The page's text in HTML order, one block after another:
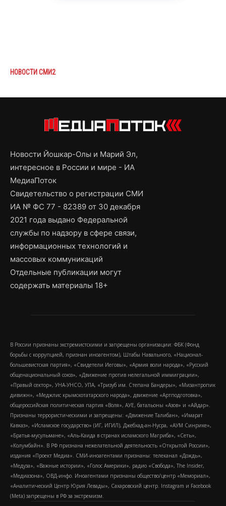
НОВОСТИ СМИ2
Новости Йошкар-Олы и Марий Эл,
интересное в России и мире - ИА
МедиаПоток
Свидетельство о регистрации СМИ
ИА № ФС 77 - 82389 от 30 декабря
2021 года выдано Федеральной
службы по надзору в сфере связи,
информационных технологий и
массовых коммуникаций
Отдельные публикации могут
содержать материалы 18+
В России признаны экстремистскими и запрещены организации: ФБК (Фонд
борьбы с коррупцией, признан иноагентом), Штабы Навального, «Национал-
большевистская партия», «Свидетели Иеговы», «Армия воли народа», «Русский
общенациональный союз», «Движение против нелегальной иммиграции»,
«Правый сектор», УНА-УНСО, УПА, «Тризуб им. Степана Бандеры», «Мизантропик
дивижн», «Меджлис крымскотатарского народа», движение «Артподготовка»,
общероссийская политическая партия «Воля», АУЕ, батальоны «Азов» и «Айдар».
Признаны террористическими и запрещены: «Движение Талибан», «Имарат
Кавказ», «Исламское государство» (ИГ, ИГИЛ), Джебхад-ан-Нусра, «АУМ Синрике»,
«Братья-мусульмане», «Аль-Каида в странах исламского Магриба», «Сеть»,
«Колумбайн». В РФ признана нежелательной деятельность «Открытой России»,
издания «Проект Медиа». СМИ-иноагентами признаны: телеканал «Дождь»,
«Медуза», «Важные истории», «Голос Америки», радио «Свобода», The Insider,
«Медиазона», ОВД-инфо. Иноагентами признаны общество/центр «Мемориал»,
«Аналитический Центр Юрия Левады», Сахаровский центр. Instagram и Facebook
(Metа) запрещены в РФ за экстремизм.